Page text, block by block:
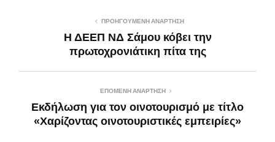
ΠΡΟΗΓΟΎΜΕΝΗ ΑΝΆΡΤΗΣΗ
Η ΔΕΕΠ ΝΔ Σάμου κόβει την
πρωτοχρονιάτικη πίτα της
ΕΠΌΜΕΝΗ ΑΝΆΡΤΗΣΗ
Eκδήλωση για τον οινοτουρισμό με τίτλο
«Χαρίζοντας οινοτουριστικές εμπειρίες»